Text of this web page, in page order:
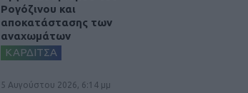
Ρογόζινου και
αποκατάστασης των
αναχωμάτων
ΚΑΡΔΙΤΣΑ
5 Αυγούστου 2026, 6:14 μμ